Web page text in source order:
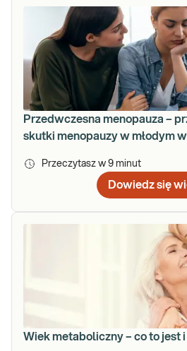
Przedwczesna menopauza –
skutki menopauzy w młodym
Przeczytasz w 9 minut
Dowiedz się
Wiek metaboliczny – co to jest